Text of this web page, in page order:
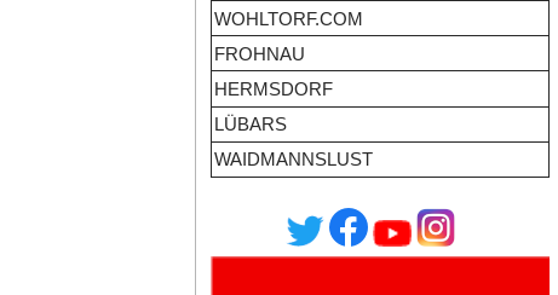
WOHLTORF.COM
FROHNAU
HERMSDORF
LÜBARS
WAIDMANNSLUST